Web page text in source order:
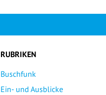
RUBRIKEN
Buschfunk
Ein- und Ausblicke